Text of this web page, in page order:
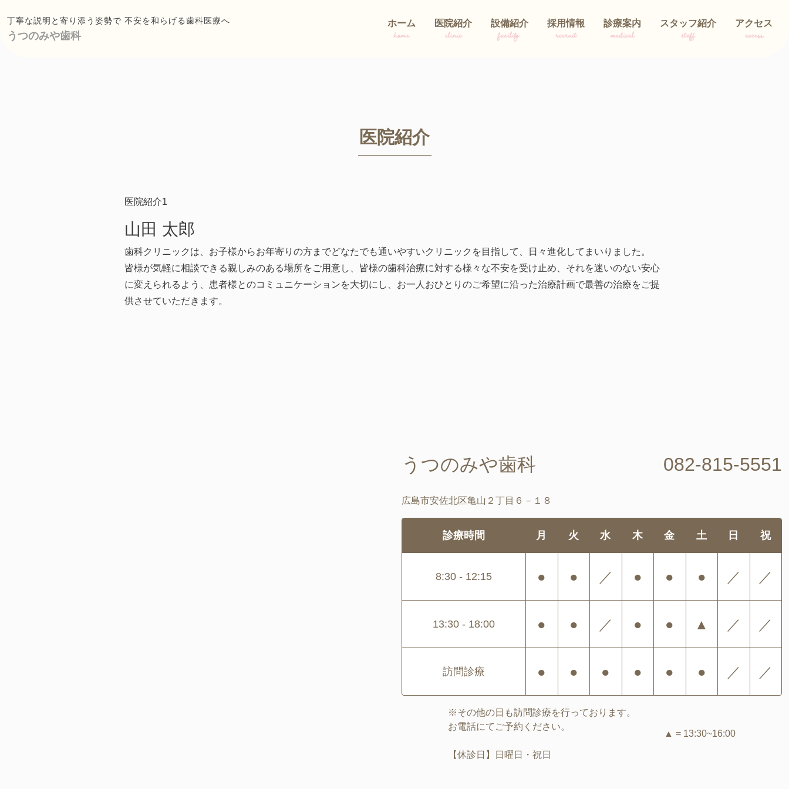
丁寧な説明と寄り添う姿勢で 不安を和らげる歯科医療へ
うつのみや歯科
ホーム
home
医院紹介
clinic
設備紹介
facility
採用情報
recruit
診療案内
medical
スタッフ紹介
staff
アクセス
access
医院紹介
医院紹介1
山田 太郎
歯科クリニックは、お子様からお年寄りの方までどなたでも通いやすいクリニックを目指して、日々進化してまいりました。
皆様が気軽に相談できる親しみのある場所をご用意し、皆様の歯科治療に対する様々な不安を受け止め、それを迷いのない安心
に変えられるよう、患者様とのコミュニケーションを大切にし、お一人おひとりのご希望に沿った治療計画で最善の治療をご提
供させていただきます。
うつのみや歯科
広島市安佐北区亀山２丁目６－１８
082-815-5551
診療時間 月 火 水 木 金 土 日 祝
8:30 - 12:15 ● ● ／ ● ● ● ／ ／
13:30 - 18:00 ● ● ／ ● ● ▲ ／ ／
訪問診療 ● ● ● ● ● ● ／ ／
※その他の日も訪問診療を行っております。
お電話にてご予約ください。
【休診日】日曜日・祝日
▲ = 13:30~16:00